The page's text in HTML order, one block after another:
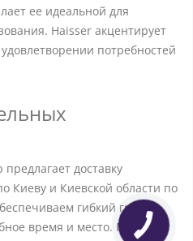
ее идеальной для
Haisser акцентирует
потребностей
доставку
Киеву и Киевской области по
гибкий график
время и место. При